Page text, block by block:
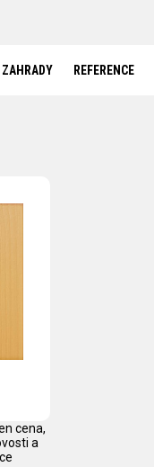
REFERENCE
cena,
a